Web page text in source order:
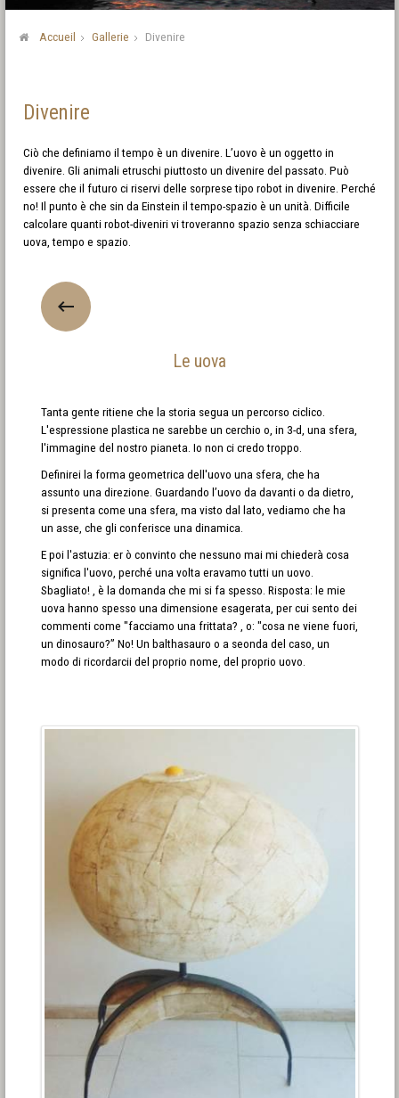
Accueil Gallerie Divenire
Divenire
Ciò che definiamo il tempo è un divenire. L’uovo è un oggetto in
divenire. Gli animali etruschi piuttosto un divenire del passato. Può
essere che il futuro ci riservi delle sorprese tipo robot in divenire. Perché
no! Il punto è che sin da Einstein il tempo-spazio è un unità. Difficile
calcolare quanti robot-diveniri vi troveranno spazio senza schiacciare
uova, tempo e spazio.
Le uova
Tanta gente ritiene che la storia segua un percorso ciclico.
L'espressione plastica ne sarebbe un cerchio o, in 3-d, una sfera,
l'immagine del nostro pianeta. Io non ci credo troppo.
Definirei la forma geometrica dell'uovo una sfera, che ha
assunto una direzione. Guardando l’uovo da davanti o da dietro,
si presenta come una sfera, ma visto dal lato, vediamo che ha
un asse, che gli conferisce una dinamica.
E poi l'astuzia: er ò convinto che nessuno mai mi chiederà cosa
significa l'uovo, perché una volta eravamo tutti un uovo.
Sbagliato! , è la domanda che mi si fa spesso. Risposta: le mie
uova hanno spesso una dimensione esagerata, per cui sento dei
commenti come "facciamo una frittata? , o: "cosa ne viene fuori,
un dinosauro?” No! Un balthasauro o a seonda del caso, un
modo di ricordarcii del proprio nome, del proprio uovo.